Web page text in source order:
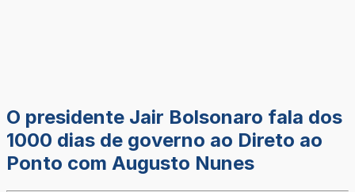
O presidente Jair Bolsonaro fala dos
1000 dias de governo ao Direto ao
Ponto com Augusto Nunes